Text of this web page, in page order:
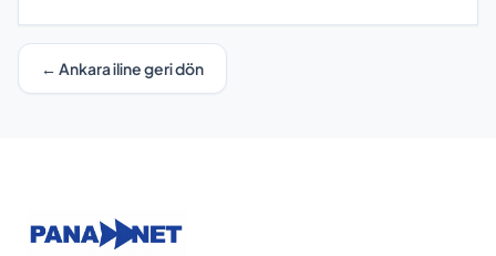
← Ankara iline geri dön